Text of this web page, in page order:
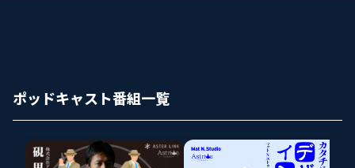
ポッドキャスト番組一覧